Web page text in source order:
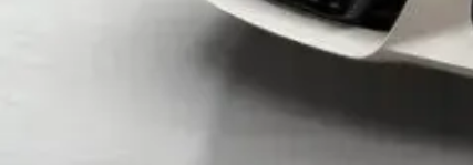
Lève-vitres avant électriques avec commande
Réglage de la largeur du dossier côté conducteur
Sièges avant électriques à mémoires conducteur